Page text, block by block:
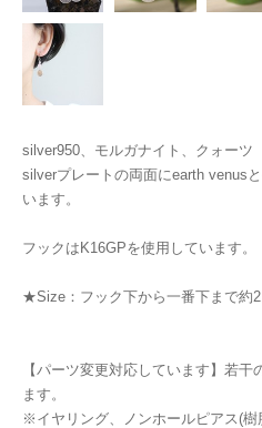
silver950、モルガナイト、クォーツ
silverプレートの両面にearth venus
います。
フックはK16GPを使用しています。
★Size：フック下から一番下まで約
【パーツ変更対応しています】若
ます。
※イヤリング、ノンホールピアス(